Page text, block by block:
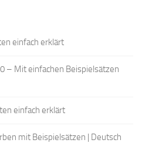
einfach erklärt
– Mit einfachen Beispielsätzen
einfach erklärt
mit Beispielsätzen | Deutsch